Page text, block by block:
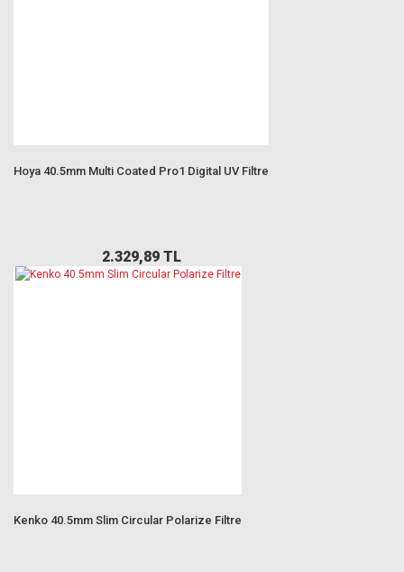
Hoya 40.5mm Multi Coated Pro1 Digital UV Filtre
2.329,89 TL
Kenko 40.5mm Slim Circular Polarize Filtre